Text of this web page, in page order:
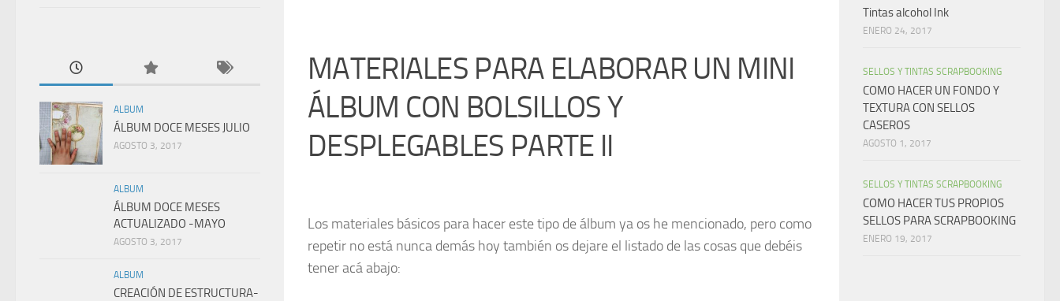
MATERIALES PARA ELABORAR UN MINI
ÁLBUM CON BOLSILLOS Y
DESPLEGABLES PARTE II
Los materiales básicos para hacer este tipo de álbum ya os he mencionado, pero como
repetir no está nunca demás hoy también os dejare el listado de las cosas que debéis
tener acá abajo:
ALBUM
ÁLBUM DOCE MESES JULIO
AGOSTO 3, 2017
ALBUM
ÁLBUM DOCE MESES
ACTUALIZADO -MAYO
AGOSTO 3, 2017
ALBUM
CREACIÓN DE ESTRUCTURA-
Tintas alcohol Ink
ENERO 24, 2017
SELLOS Y TINTAS SCRAPBOOKING
COMO HACER UN FONDO Y
TEXTURA CON SELLOS
CASEROS
AGOSTO 1, 2017
SELLOS Y TINTAS SCRAPBOOKING
COMO HACER TUS PROPIOS
SELLOS PARA SCRAPBOOKING
ENERO 19, 2017